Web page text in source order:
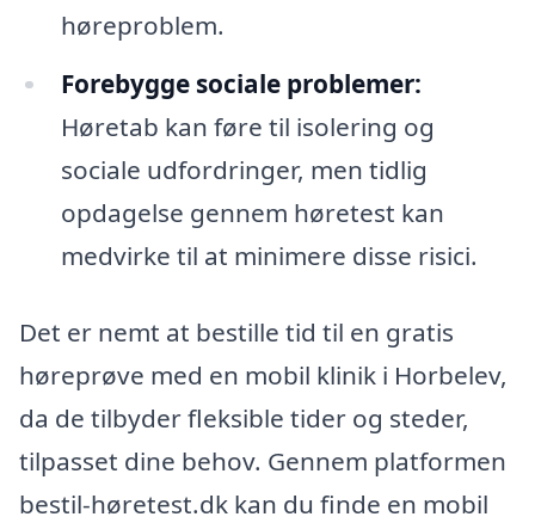
høreproblem.
Forebygge sociale problemer:
Høretab kan føre til isolering og
sociale udfordringer, men tidlig
opdagelse gennem høretest kan
medvirke til at minimere disse risici.
Det er nemt at bestille tid til en gratis
høreprøve med en mobil klinik i Horbelev,
da de tilbyder fleksible tider og steder,
tilpasset dine behov. Gennem platformen
bestil-høretest.dk kan du finde en mobil